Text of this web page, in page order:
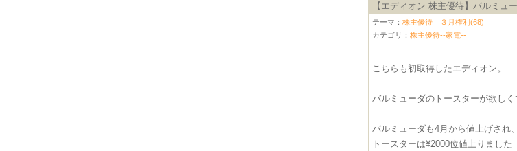
【エディオン 株主優待】バルミュ
テーマ：株主優待 ３月権利(68)
カテゴリ：株主優待--家電--
こちらも初取得したエディオン。
バルミューダのトースターが欲しく
バルミューダも4月から値上げされ、
トースターは¥2000位値上りました